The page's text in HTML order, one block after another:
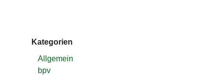
Kategorien
Allgemein
bpv